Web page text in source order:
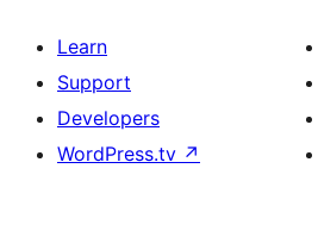
Learn
Support
Developers
WordPress.tv ↗